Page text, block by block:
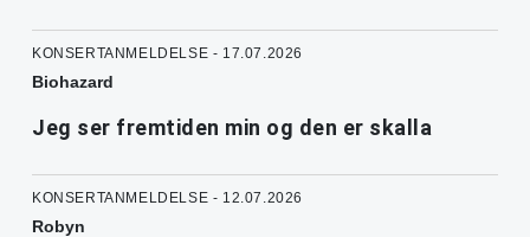
KONSERTANMELDELSE - 17.07.2026
Biohazard
Jeg ser fremtiden min og den er skalla
KONSERTANMELDELSE - 12.07.2026
Robyn